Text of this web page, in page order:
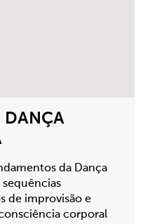
DANÇA
da Dança
de improvisão e
corporal